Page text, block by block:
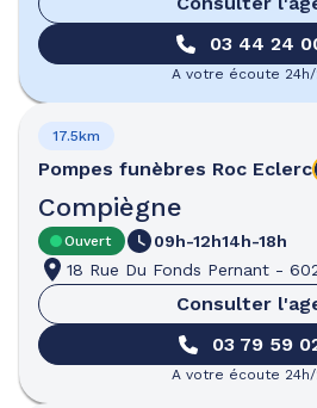
03 44 24
A votre écoute 24h/
Pompes funèbres Roc Eclerc
Compiègne
17.5km
Ouvert 09h-12h14h-18h
18 Rue Du Fonds Pernant -
Consulter
03 79 59
A votre écoute 24h/